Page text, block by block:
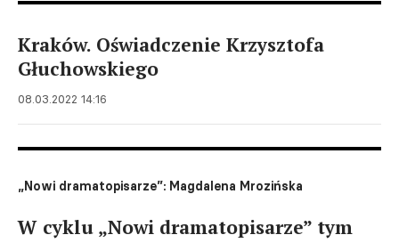
Kraków. Oświadczenie Krzysztofa
Głuchowskiego
08.03.2022 14:16
„Nowi dramatopisarze”: Magdalena Mrozińska
W cyklu „Nowi dramatopisarze” tym